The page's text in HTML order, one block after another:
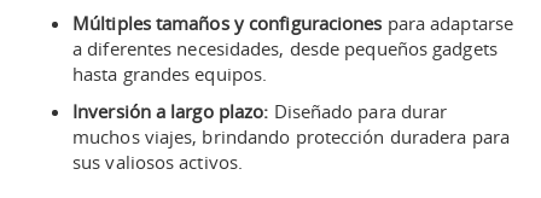
Múltiples tamaños y configuraciones para adaptarse
a diferentes necesidades, desde pequeños gadgets
hasta grandes equipos.
Inversión a largo plazo: Diseñado para durar
muchos viajes, brindando protección duradera para
sus valiosos activos.